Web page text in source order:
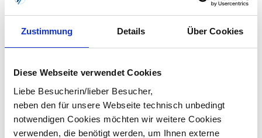
Zustimmung Details Über Cookies
Diese Webseite verwendet Cookies
Liebe Besucherin/lieber Besucher,
neben den für unsere Webseite technisch unbedingt
notwendigen Cookies möchten wir weitere Cookies
verwenden, die benötigt werden, um Ihnen externe